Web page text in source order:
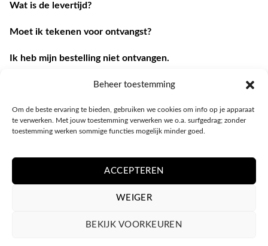
Beheer toestemming
Om de beste ervaring te bieden, gebruiken we cookies om info op je apparaat
te verwerken. Met jouw toestemming verwerken we o.a. surfgedrag; zonder
toestemming werken sommige functies mogelijk minder goed.
ACCEPTEREN
WEIGER
BEKIJK VOORKEUREN
Wat is de levertijd?
Moet ik tekenen voor ontvangst?
Ik heb mijn bestelling niet ontvangen.
Ik heb een andere vraag.
Contacteer ons